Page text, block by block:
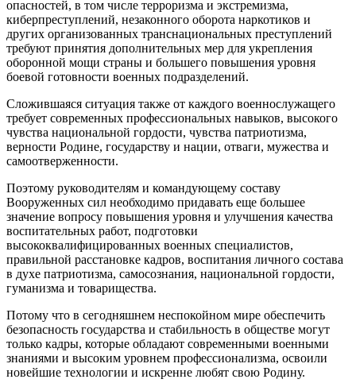
опасностей, в том числе терроризма и экстремизма,
киберпреступлений, незаконного оборота наркотиков и
других организованных транснациональных преступлений
требуют принятия дополнительных мер для укрепления
оборонной мощи страны и большего повышения уровня
боевой готовности военных подразделений.
Сложившаяся ситуация также от каждого военнослужащего
требует современных профессиональных навыков, высокого
чувства национальной гордости, чувства патриотизма,
верности Родине, государству и нации, отваги, мужества и
самоотверженности.
Поэтому руководителям и командующему составу
Вооруженных сил необходимо придавать еще большее
значение вопросу повышения уровня и улучшения качества
воспитательных работ, подготовки
высококвалифицированных военных специалистов,
правильной расстановке кадров, воспитания личного состава
в духе патриотизма, самосознания, национальной гордости,
гуманизма и товарищества.
Потому что в сегодняшнем неспокойном мире обеспечить
безопасность государства и стабильность в обществе могут
только кадры, которые обладают современными военными
знаниями и высоким уровнем профессионализма, освоили
новейшие технологии и искренне любят свою Родину.